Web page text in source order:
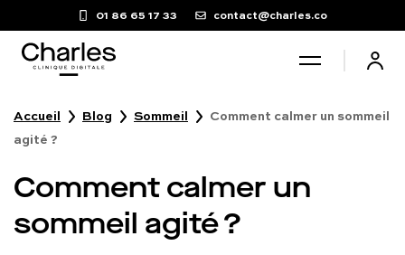
01 86 65 17 33 contact@charles.co
Santé sexuelle
Poids
Troubles du sommeil
Accueil Blog Sommeil
Comment calmer un sommeil
agité ?
Comment calmer un
sommeil agité ?